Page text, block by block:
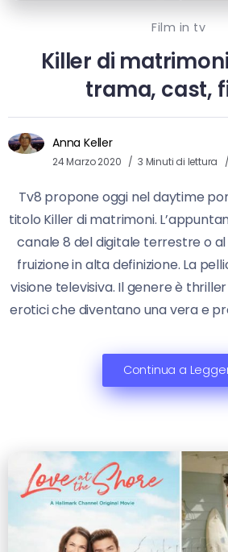
Film in tv
Killer di
trama, cast,
Anna Keller
24 Marzo 2020 3 Minuti di lettura
Tv8 propone oggi nel daytime
titolo Killer di matrimoni.
canale 8 del digitale terrestre o
fruizione in alta definizione. La
visione televisiva. Il genere è
erotici che diventano una vera e
Continua a